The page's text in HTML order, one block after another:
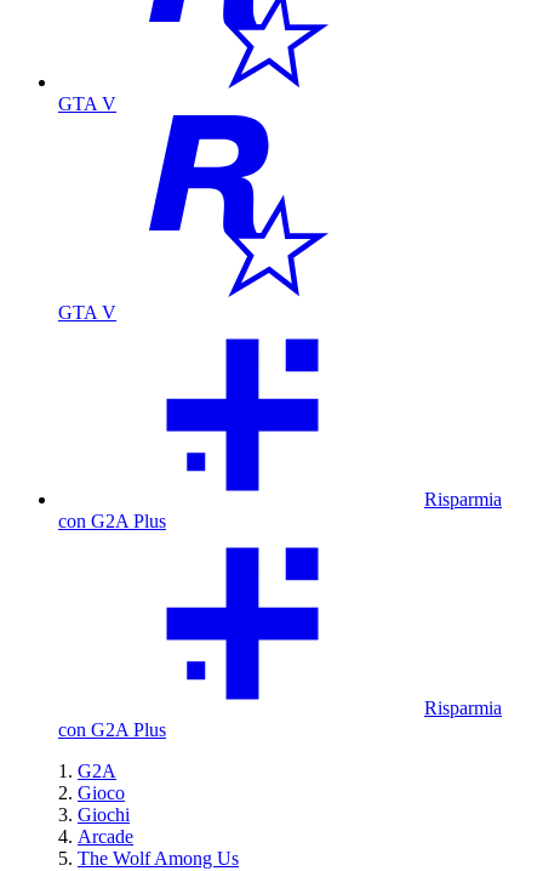
GTA V
GTA V
Risparmia
con G2A Plus
Risparmia
con G2A Plus
G2A
Gioco
Giochi
Arcade
The Wolf Among Us